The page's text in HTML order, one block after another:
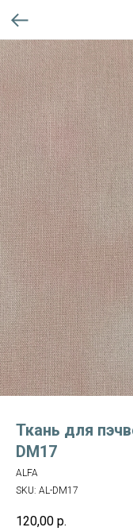
Ткань для
DM17
ALFA
SKU: AL-DM17
120,00 р.